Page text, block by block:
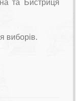
та Бистриця
виборів.